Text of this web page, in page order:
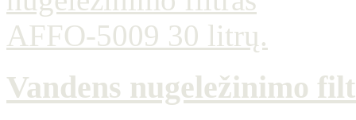
Vandens nugeležinimo